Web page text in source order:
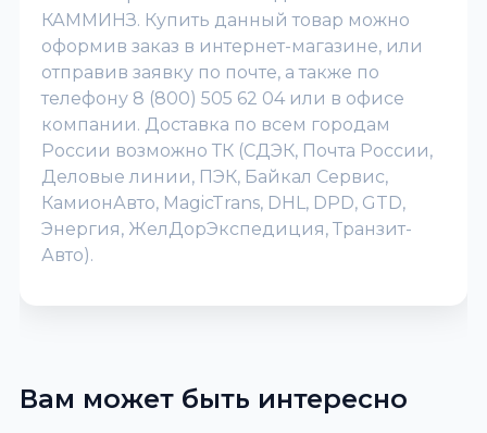
КАММИНЗ. Купить данный товар можно
оформив заказ в интернет-магазине, или
отправив заявку по почте, а также по
телефону 8 (800) 505 62 04 или в офисе
компании. Доставка по всем городам
России возможно ТК (СДЭК, Почта России,
Деловые линии, ПЭК, Байкал Сервис,
КамионАвто, MagicTrans, DHL, DPD, GTD,
Энергия, ЖелДорЭкспедиция, Транзит-
Авто).
Вам может быть интересно